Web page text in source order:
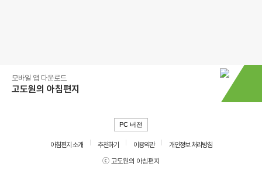
모바일 앱 다운로드
고도원의 아침편지
PC 버전
아침편지 소개 추천하기 이용약관
개인정보 처리방침
ⓒ 고도원의 아침편지